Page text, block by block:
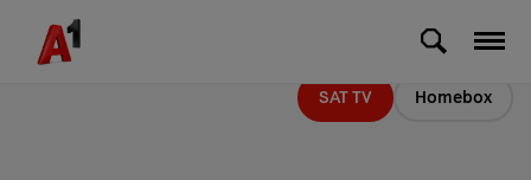
Skip to Main Content
SAT TV Homebox